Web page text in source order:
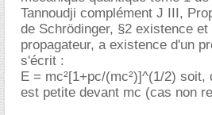
Tannoudji complément J III,
de Schrödinger, §2 existence
propagateur, a existence d'un
s'écrit :
E = mc²[1+pc/(mc²)]^(1/2) soit,
est petite devant mc (cas non